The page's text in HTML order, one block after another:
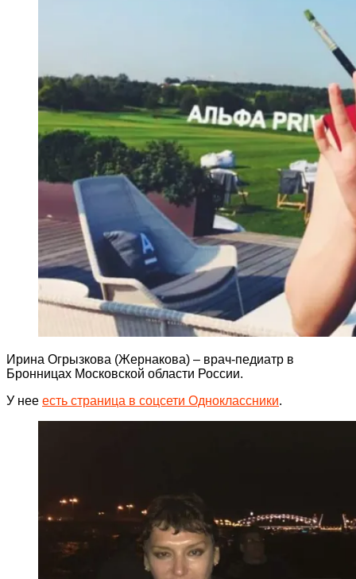
Ирина Огрызкова (Жернакова) – врач-педиатр в
Бронницах Московской области России.
У нее есть страница в соцсети Одноклассники.